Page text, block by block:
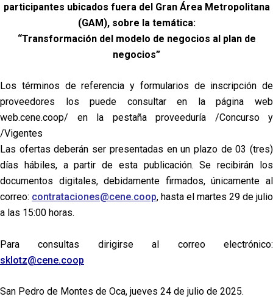
participantes ubicados fuera del Gran Área Metropolitana
(GAM), sobre la temática:
“Transformación del modelo de negocios al plan de
negocios”
Los términos de referencia y formularios de inscripción de
proveedores los puede consultar en la página web
web.cene.coop/ en la pestaña proveeduría /Concurso y
/Vigentes
Las ofertas deberán ser presentadas en un plazo de 03 (tres)
días hábiles, a partir de esta publicación. Se recibirán los
documentos digitales, debidamente firmados, únicamente al
correo: contrataciones@cene.coop, hasta el martes 29 de julio
a las 15:00 horas.
Para consultas dirigirse al correo electrónico:
sklotz@cene.coop
San Pedro de Montes de Oca, jueves 24 de julio de 2025.